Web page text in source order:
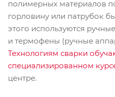
полимерных материалов
горловину или патрубок
этого используются
и термофены (ручные
Технологиям сварки
специализированном
центре.